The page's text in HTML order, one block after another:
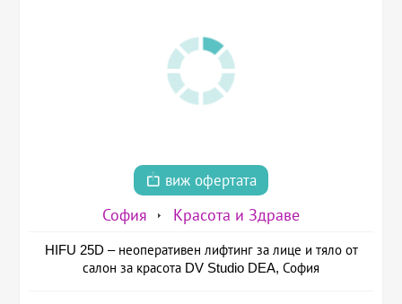
виж офертата
София Красота и Здраве
HIFU 25D – неоперативен лифтинг за лице и тяло от
салон за красота DV Studio DEA, София